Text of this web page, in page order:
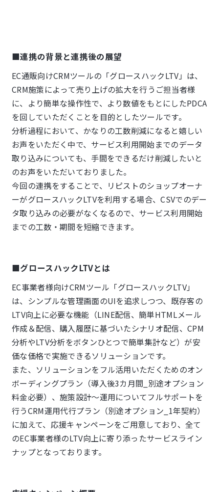
■連携の背景と連携後の展望
EC通販向けCRMツールの「グロースハックLTV」は、
CRM施策によって売り上げの拡大を行うご担当者様
に、より簡単な操作性で、より数値をもとにしたPDCA
を回していただくことを目的としたツールです。
分析過程において、かなりの工数削減になると嬉しい
お声をいただく中で、サービス利用開始までのデータ
取り込みについても、手間をできるだけ削減したいと
のお声をいただいておりました。
今回の連携をすることで、リピストのショップオーナ
ーがグロースハックLTVを利用する場合、CSVでのデー
タ取り込みの必要がなくなるので、サービス利用開始
までの工数・期間を短縮できます。
■グロースハックLTVとは
EC事業者様向けCRMツール「グロースハックLTV」
は、シンプルな管理画面のUIを追求しつつ、既存客の
LTV向上に必要な機能（LINE配信、簡単HTMLメール
作成＆配信、購入履歴に基づいたシナリオ配信、CPM
分析やLTV分析をボタンひとつで簡単集計など）が安
価な価格で実施できるソリューションです。
また、ソリューションをフル活用いただくためのオン
ボーディングプラン（導入後3カ月間_別途オプション
料金必要）、施策設計～運用についてフルサポートを
行うCRM運用代行プラン（別途オプション_1年契約）
に加えて、応援キャンペーンをご用意しており、全て
のEC事業者様のLTV向上に寄り添ったサービスライン
ナップとなっております。